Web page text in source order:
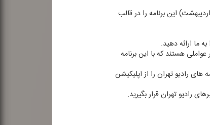
«خانه ما» برنامه ای از رادیو تهران كه بر پایه تحكیم بنیان خانواده و بهبود روابط اجتماعی افراد خانواده شكل گرفته است، امروز(۲۰ اردیبهشت) این برنامه را در قالب
هستند كه با این برنامه
های رادیو تهران را از اپلیكیشن